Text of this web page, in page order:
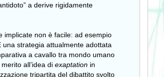
a derive rigidamente
implicate non è facile: ad esempio
strategia attualmente adottata
a cavallo tra mondo umano
all’idea di exaptation in
tripartita del dibattito svolto